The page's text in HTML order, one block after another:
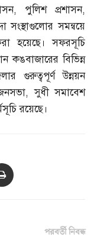
, পুলিশ প্রশাসন,
সংস্থাগুলোর সমন্বয়ে
হয়েছে। সফরসূচি
কঙবাজারের বিভিন্ন
গুরুত্বপূর্ণ উন্নয়ন
,সুধী সমাবেশ
রয়েছে।
পরবর্তী নিবন্ধ